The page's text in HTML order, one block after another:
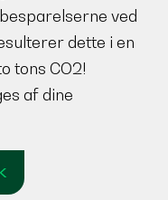
ved
dette i en
tons CO2!
af dine